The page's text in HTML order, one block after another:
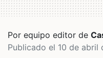
Por equipo editor de
Publicado el 10 de abril